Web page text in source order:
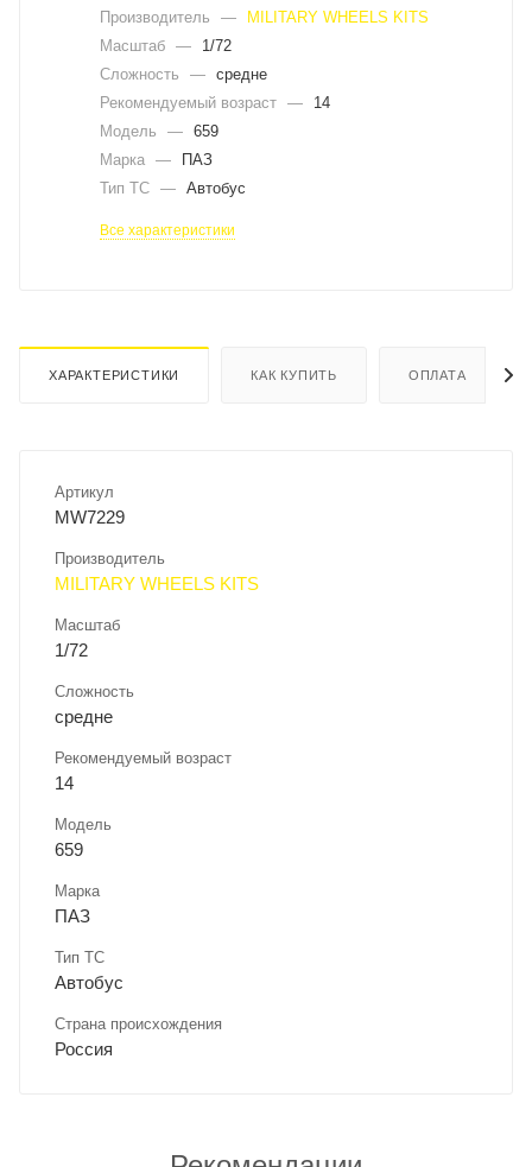
Производитель
—
MILITARY WHEELS KITS
Масштаб —
1/72
Сложность
— средне
Рекомендуемый возраст —
14
Модель
— 659
Марка —
ПАЗ
Тип ТС — Автобус
Все характеристики
ХАРАКТЕРИСТИКИ КАК КУПИТЬ ОПЛАТА
Артикул
MW7229
Производитель
MILITARY WHEELS KITS
Масштаб
1/72
Сложность
средне
Рекомендуемый возраст
14
Модель
659
Марка
ПАЗ
Тип ТС
Автобус
Страна происхождения
Россия